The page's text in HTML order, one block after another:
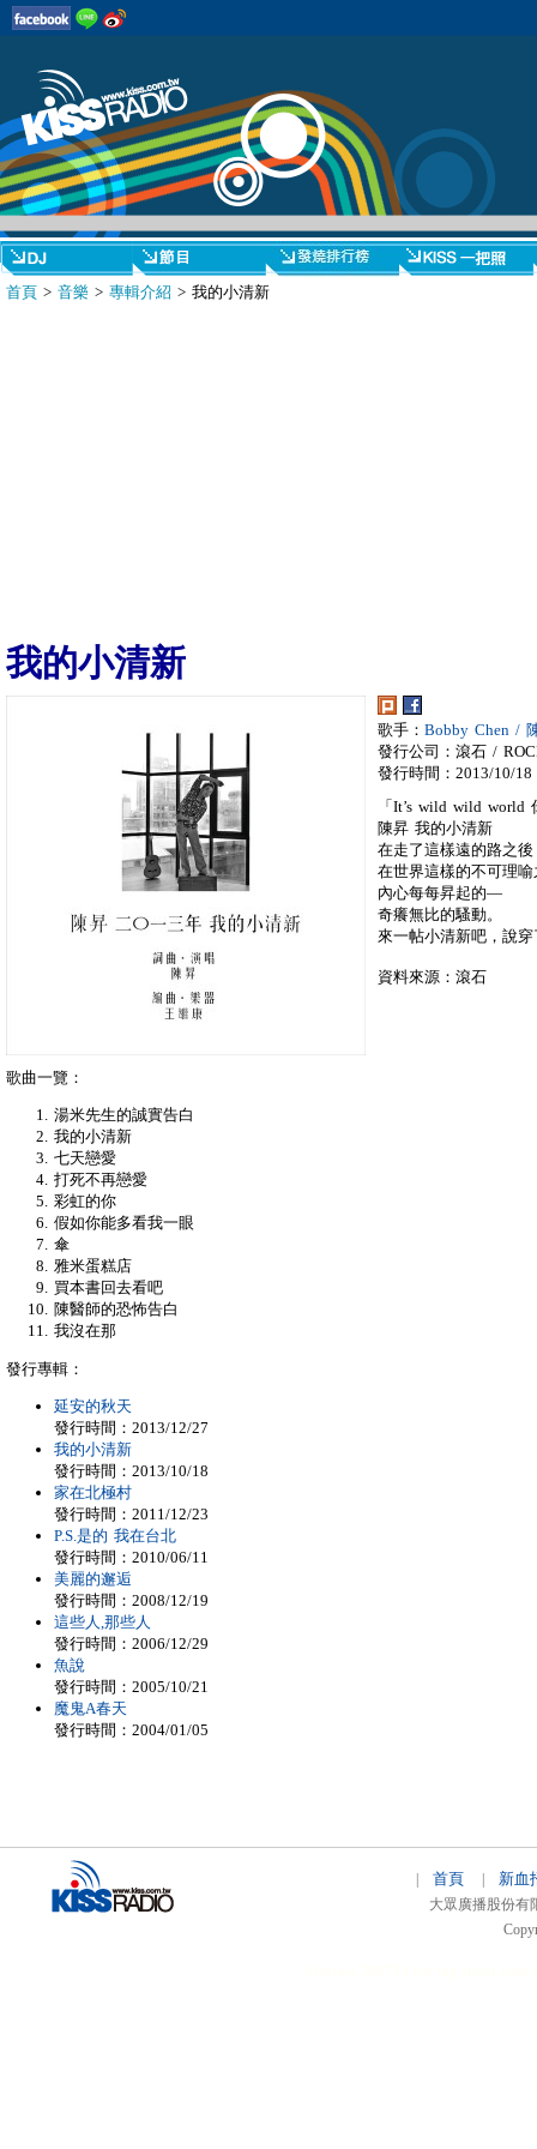
首頁 > 音樂 > 專輯介紹 > 我的小清新
我的小清新
歌手： Bobby Chen /
發行公司：滾石 /
發行時間：2013/10/18
「It’s wild wild world
陳昇 我的小清新
在走了這樣遠的路之
在世界這樣的不可理喻
內心每每昇起的—
奇癢無比的騷動。
來一帖小清新吧，說
資料來源：滾石
歌曲一覽：
湯米先生的誠實告白
我的小清新
七天戀愛
打死不再戀愛
彩虹的你
假如你能多看我一眼
傘
雅米蛋糕店
買本書回去看吧
陳醫師的恐怖告白
我沒在那
發行專輯：
延安的秋天
發行時間：2013/12/27
我的小清新
發行時間：2013/10/18
家在北極村
發行時間：2011/12/23
P.S.是的 我在台北
發行時間：2010/06/11
美麗的邂逅
發行時間：2008/12/19
這些人,那些人
發行時間：2006/12/29
魚說
發行時間：2005/10/21
魔鬼A春天
發行時間：2004/01/05
首頁 新血
大眾廣播股份有